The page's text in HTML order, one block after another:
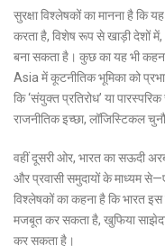
सुरक्षा विश्लेषकों का मानना है कि
करता है, विशेष रूप से खाड़ी देशों
बना सकता है। कुछ का यह भी
Asia में कूटनीतिक भूमिका को
कि ‘संयुक्त प्रतिरोध’ या
राजनीतिक इच्छा, लॉजिस्टिकल
वहीं दूसरी ओर, भारत का सऊदी
और प्रवासी समुदायों के माध्यम
विश्लेषकों का कहना है कि भारत इस
मजबूत कर सकता है, खुफिया
कर सकता है।